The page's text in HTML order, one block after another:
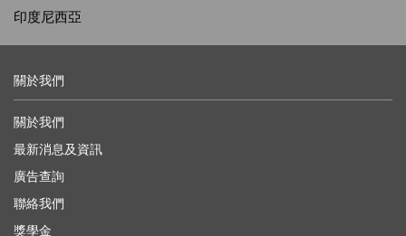
印度尼西亞
關於我們
關於我們
最新消息及資訊
廣告查詢
聯絡我們
獎學金